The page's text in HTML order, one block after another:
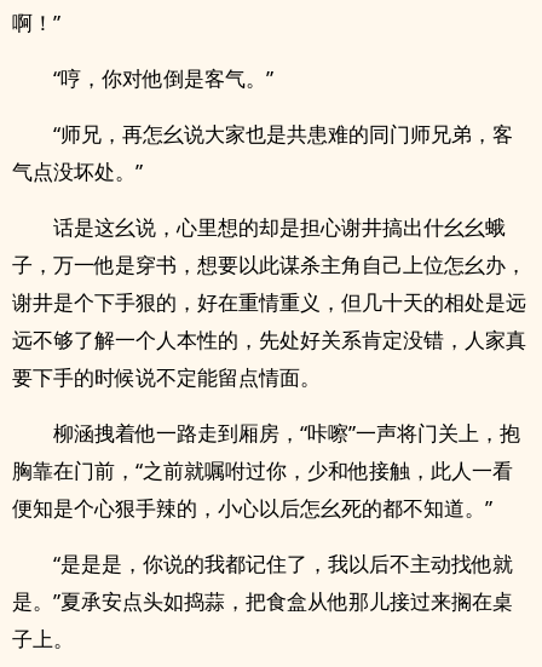
啊！”
“哼，你对他倒是客气。”
“师兄，再怎幺说大家也是共患难的同门师兄弟，客
气点没坏处。”
话是这幺说，心里想的却是担心谢井搞出什幺幺蛾
子，万一他是穿书，想要以此谋杀主角自己上位怎幺办，
谢井是个下手狠的，好在重情重义，但几十天的相处是远
远不够了解一个人本性的，先处好关系肯定没错，人家真
要下手的时候说不定能留点情面。
柳涵拽着他一路走到厢房，“咔嚓”一声将门关上，抱
胸靠在门前，“之前就嘱咐过你，少和他接触，此人一看
便知是个心狠手辣的，小心以后怎幺死的都不知道。”
“是是是，你说的我都记住了，我以后不主动找他就
是。”夏承安点头如捣蒜，把食盒从他那儿接过来搁在桌
子上。